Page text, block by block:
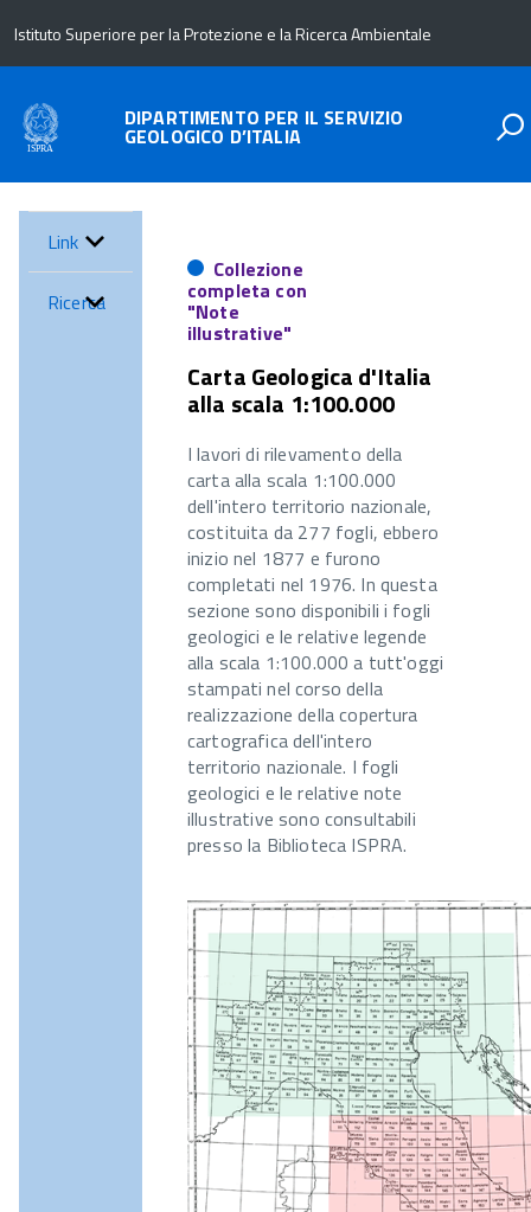
Istituto Superiore per la Protezione e la Ricerca Ambientale
DIPARTIMENTO PER IL SERVIZIO
GEOLOGICO D’ITALIA
Link
Ricerca
Collezione
completa con
"Note
illustrative"
Carta Geologica d'Italia
alla scala 1:100.000
I lavori di rilevamento della
carta alla scala 1:100.000
dell'intero territorio nazionale,
costituita da 277 fogli, ebbero
inizio nel 1877 e furono
completati nel 1976. In questa
sezione sono disponibili i fogli
geologici e le relative legende
alla scala 1:100.000 a tutt'oggi
stampati nel corso della
realizzazione della copertura
cartografica dell'intero
territorio nazionale. I fogli
geologici e le relative note
illustrative sono consultabili
presso la Biblioteca ISPRA.